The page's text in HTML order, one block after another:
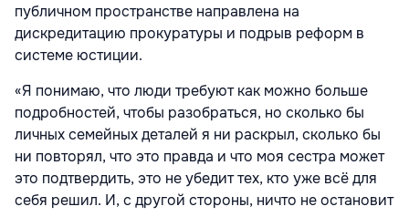
публичном пространстве направлена на
дискредитацию прокуратуры и подрыв реформ в
системе юстиции.
«Я понимаю, что люди требуют как можно больше
подробностей, чтобы разобраться, но сколько бы
личных семейных деталей я ни раскрыл, сколько бы
ни повторял, что это правда и что моя сестра может
это подтвердить, это не убедит тех, кто уже всё для
себя решил. И, с другой стороны, ничто не остановит